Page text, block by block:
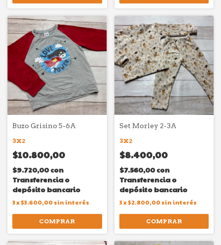
Buzo Grisino 5-6A
3X2
$10.800,00
$9.720,00con
Transferencia o
depósito bancario
3x$3.600,00sin interés
COMPRAR
Set Morley 2-3A
3X2
$8.400,00
$7.560,00con
Transferencia o
depósito bancario
3x$2.800,00 sin interés
COMPRAR